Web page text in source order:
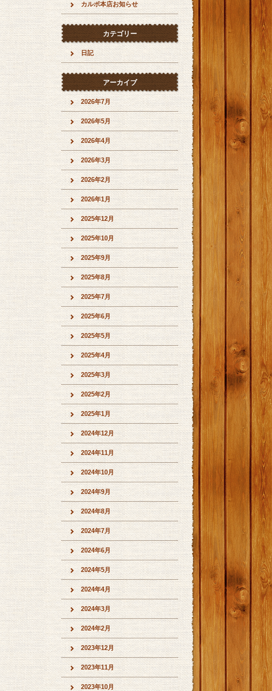
カルボ本店お知らせ
カテゴリー
日記
アーカイブ
2026年7月
2026年5月
2026年4月
2026年3月
2026年2月
2026年1月
2025年12月
2025年10月
2025年9月
2025年8月
2025年7月
2025年6月
2025年5月
2025年4月
2025年3月
2025年2月
2025年1月
2024年12月
2024年11月
2024年10月
2024年9月
2024年8月
2024年7月
2024年6月
2024年5月
2024年4月
2024年3月
2024年2月
2023年12月
2023年11月
2023年10月